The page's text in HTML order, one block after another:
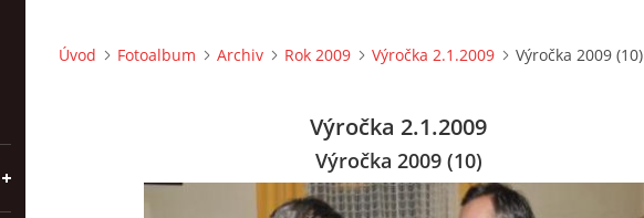
Úvod Fotoalbum Archiv Rok 2009 Výročka 2.1.2009 Výročka 2009 (10)
Výročka 2.1.2009
Výročka 2009 (10)